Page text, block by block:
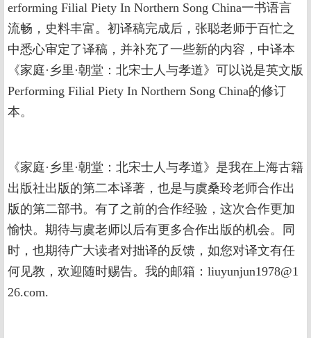
erforming Filial Piety In Northern Song China一书语言
流畅，史料丰富。初译稿完成后，张聪老师于百忙之
中悉心审定了译稿，并补充了一些新的内容，中译本
《家庭·乡里·朝堂：北宋士人与孝道》可以说是英文版
Performing Filial Piety In Northern Song China的修订
本。
《家庭·乡里·朝堂：北宋士人与孝道》是我在上海古籍
出版社出版的第二本译著，也是与虞桑玲老师合作出
版的第二部书。有了之前的合作经验，这次合作更加
愉快。期待与虞老师以后有更多合作出版的机会。同
时，也期待广大读者对拙译的反馈，如您对译文有任
何见教，欢迎随时赐告。我的邮箱：liuyunjun1978@1
26.com.